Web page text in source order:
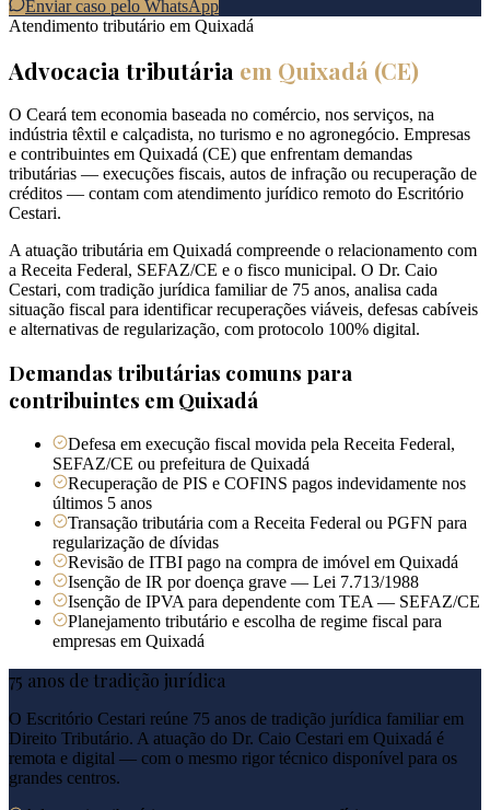
Enviar caso pelo WhatsApp
Atendimento tributário em Quixadá
Advocacia tributária em Quixadá (CE)
O Ceará tem economia baseada no comércio, nos serviços, na
indústria têxtil e calçadista, no turismo e no agronegócio. Empresas
e contribuintes em Quixadá (CE) que enfrentam demandas
tributárias — execuções fiscais, autos de infração ou recuperação de
créditos — contam com atendimento jurídico remoto do Escritório
Cestari.
A atuação tributária em Quixadá compreende o relacionamento com
a Receita Federal, SEFAZ/CE e o fisco municipal. O Dr. Caio
Cestari, com tradição jurídica familiar de 75 anos, analisa cada
situação fiscal para identificar recuperações viáveis, defesas cabíveis
e alternativas de regularização, com protocolo 100% digital.
Demandas tributárias comuns para
contribuintes em Quixadá
Defesa em execução fiscal movida pela Receita Federal,
SEFAZ/CE ou prefeitura de Quixadá
Recuperação de PIS e COFINS pagos indevidamente nos
últimos 5 anos
Transação tributária com a Receita Federal ou PGFN para
regularização de dívidas
Revisão de ITBI pago na compra de imóvel em Quixadá
Isenção de IR por doença grave — Lei 7.713/1988
Isenção de IPVA para dependente com TEA — SEFAZ/CE
Planejamento tributário e escolha de regime fiscal para
empresas em Quixadá
75 anos de tradição jurídica
O Escritório Cestari reúne 75 anos de tradição jurídica familiar em
Direito Tributário. A atuação do Dr. Caio Cestari em Quixadá é
remota e digital — com o mesmo rigor técnico disponível para os
grandes centros.